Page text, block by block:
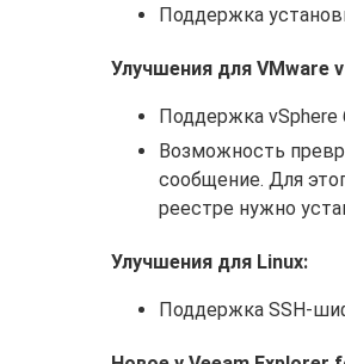
Поддержка
Улучшения для VMware
Поддержка vSphere
Возможность
сообщение. Для
реестре нужно
Улучшения для Linux:
Поддержка SSH-